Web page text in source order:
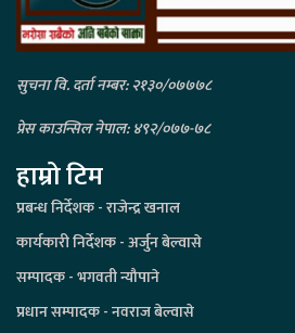
सुचना वि. दर्ता नम्बर: २१३०/०७७७८
प्रेस काउन्सिल नेपाल: ४९२/०७७-७८
हाम्रो टिम
प्रबन्ध निर्देशक - राजेन्द्र खनाल
कार्यकारी निर्देशक - अर्जुन बेल्वासे
सम्पादक - भगवती न्यौपाने
प्रधान सम्पादक - नवराज बेल्वासे